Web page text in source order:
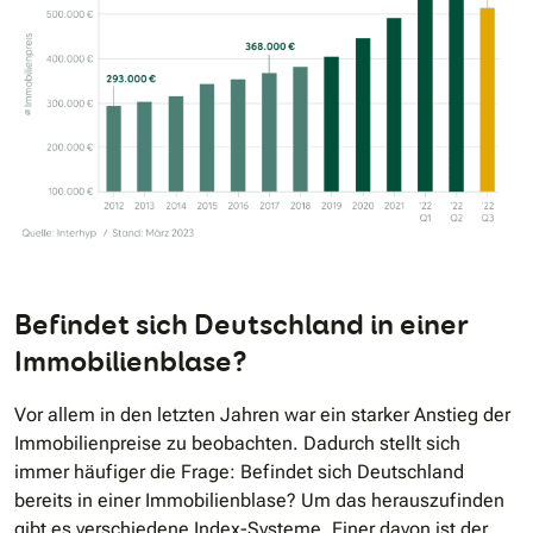
Befindet sich Deutschland in einer
Immobilienblase?
Vor allem in den letzten Jahren war ein starker Anstieg der
Immobilienpreise zu beobachten. Dadurch stellt sich
immer häufiger die Frage: Befindet sich Deutschland
bereits in einer Immobilienblase? Um das herauszufinden